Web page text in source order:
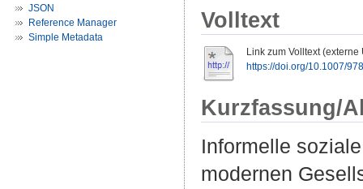
JSON
Reference Manager
Simple Metadata
Volltext
Link zum Volltext (externe
https://doi.org/10.1007/
Kurzfassung/
Informelle
modernen